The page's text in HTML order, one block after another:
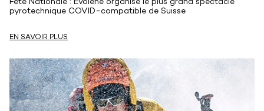
Fête Nationale : Évolène organise le plus grand spectacle
pyrotechnique COVID-compatible de Suisse
EN SAVOIR PLUS